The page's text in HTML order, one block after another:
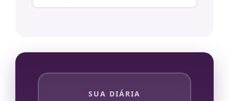
SUA DIÁRIA